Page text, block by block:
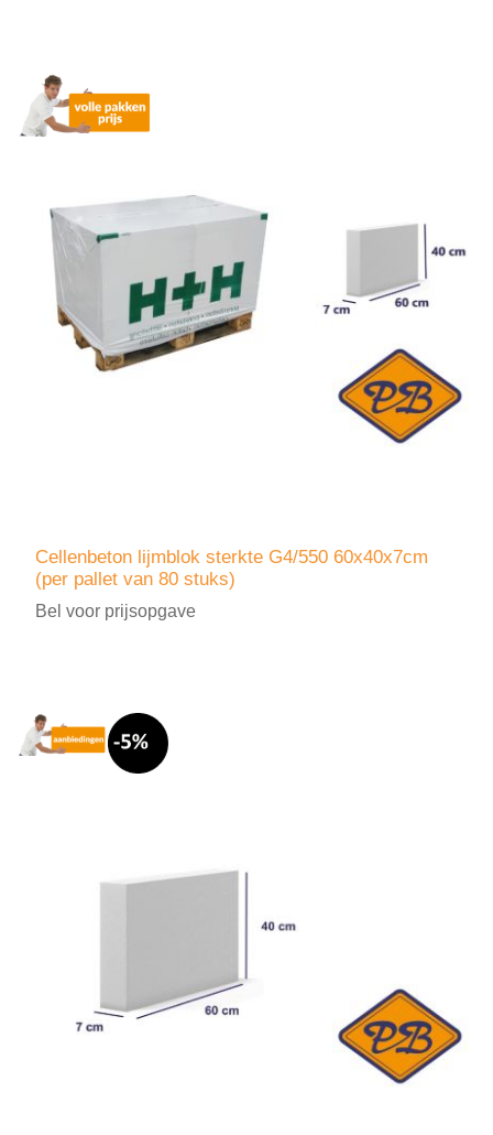
Cellenbeton lijmblok sterkte G4/550 60x40x7cm
(per pallet van 80 stuks)
Bel voor prijsopgave